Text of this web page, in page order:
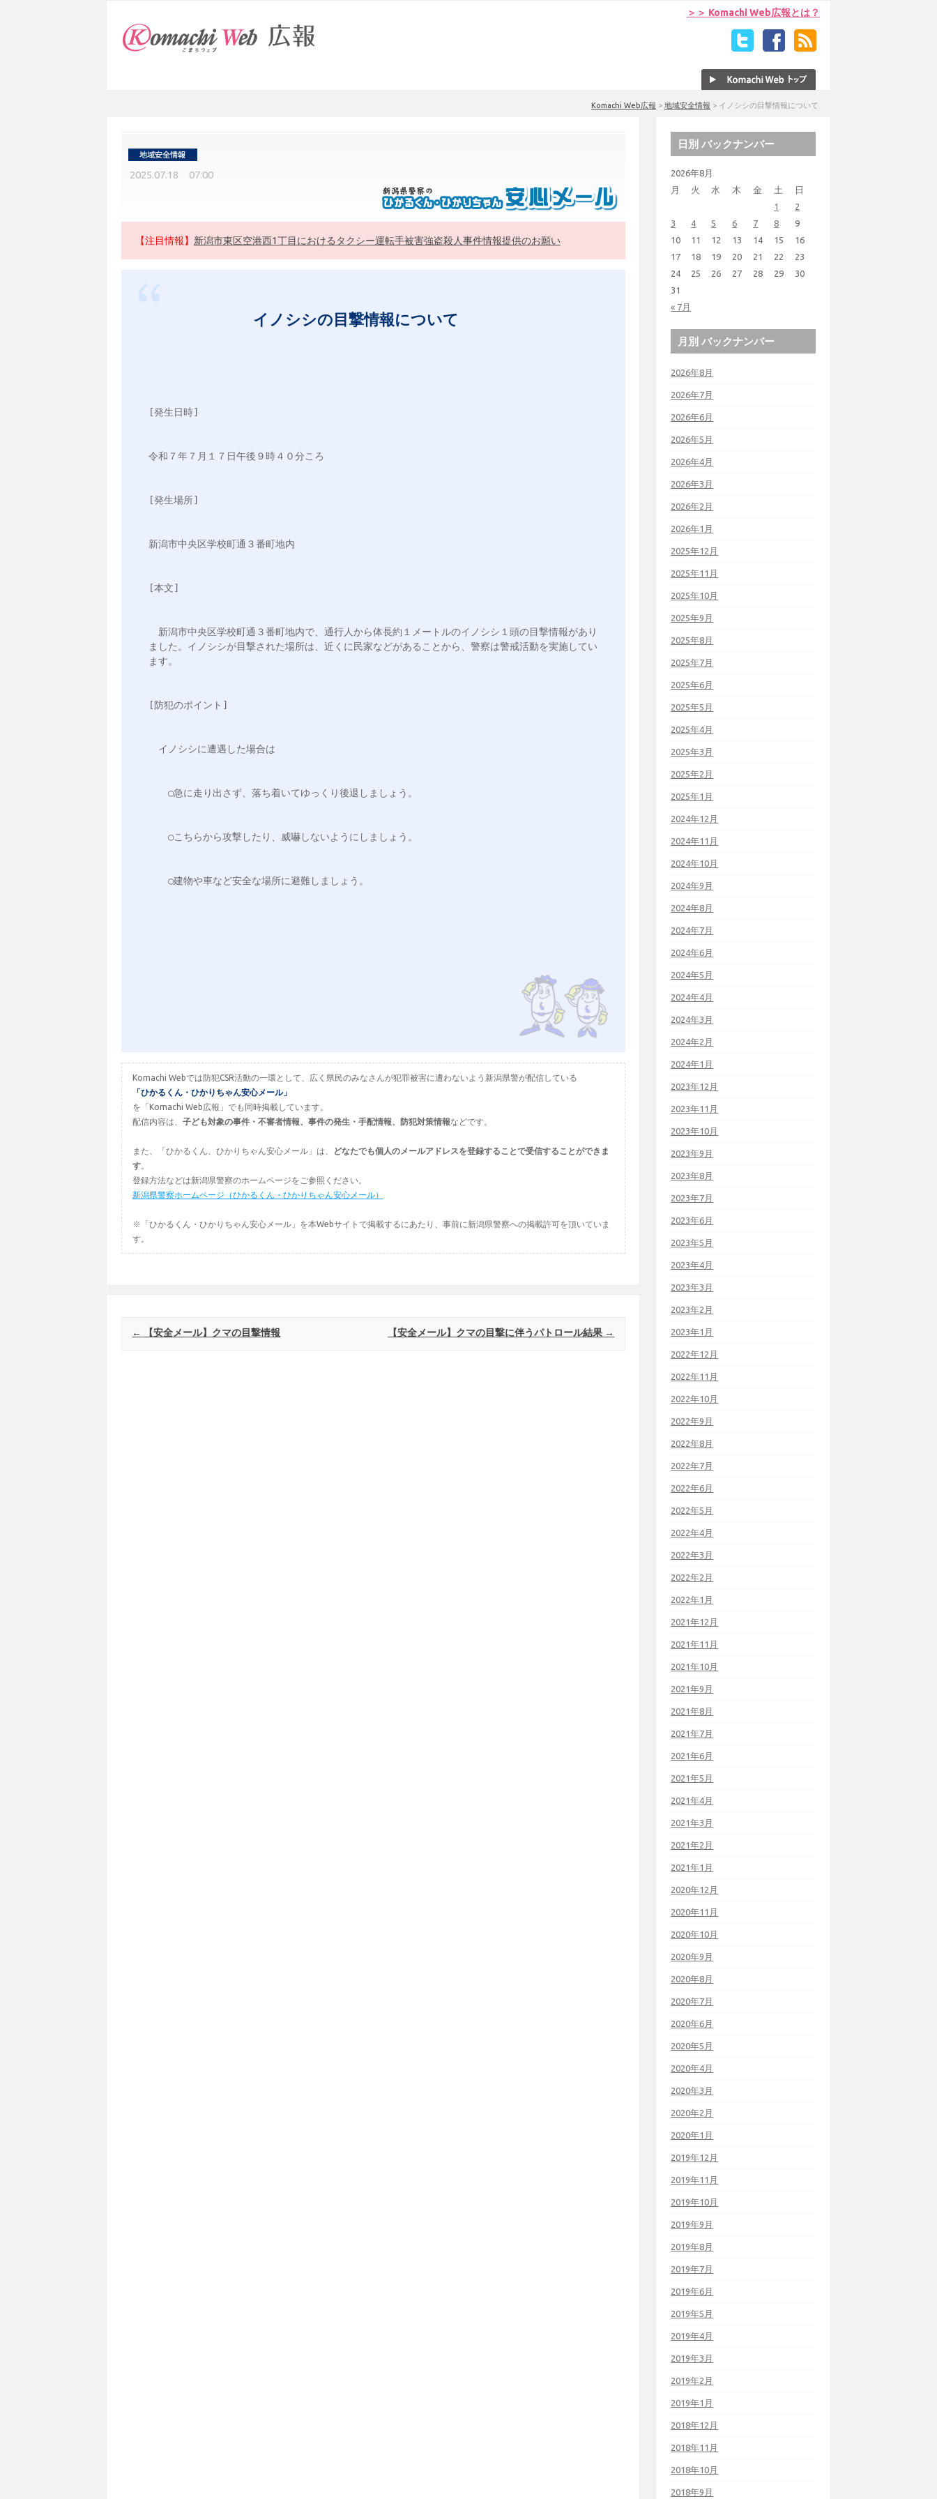
＞＞ Komachi Web広報とは？
Komachi Web広報 > 地域安全情報 > イノシシの目撃情報について
2025.07.18 07:00
【注目情報】 新潟市東区空港西1丁目におけるタクシー運転手被害強盗殺人事件情報提供のお願い
イノシシの目撃情報について
[発生日時]
令和７年７月１７日午後９時４０分ころ
[発生場所]
新潟市中央区学校町通３番町地内
[本文]
新潟市中央区学校町通３番町地内で、通行人から体長約１メートルのイノシシ１頭の目撃情報があり
ました。イノシシが目撃された場所は、近くに民家などがあることから、警察は警戒活動を実施してい
ます。
[防犯のポイント]
イノシシに遭遇した場合は
○急に走り出さず、落ち着いてゆっくり後退しましょう。
○こちらから攻撃したり、威嚇しないようにしましょう。
○建物や車など安全な場所に避難しましょう。
Komachi Webでは防犯CSR活動の一環として、広く県民のみなさんが犯罪被害に遭わないよう新潟県警が配信している
「ひかるくん・ひかりちゃん安心メール」
を「Komachi Web広報」でも同時掲載しています。
配信内容は、 子ども対象の事件・不審者情報、事件の発生・手配情報、防犯対策情報などです。
また、「ひかるくん、ひかりちゃん安心メール」は、
どなたでも個人のメールアドレスを登録することで受信することができま
す。
登録方法などは新潟県警察のホームページをご参照ください。
新潟県警察ホームページ（ひかるくん・ひかりちゃん安心メール）
※「ひかるくん・ひかりちゃん安心メール」を本Webサイトで掲載するにあたり、事前に新潟県警察への掲載許可を頂いていま
す。
Post navigation
← 【安全メール】クマの目撃情報 【安全メール】クマの目撃に伴うパトロール結果 →
日別 バックナンバー
2026年8月
月
火 水 木 金 土 日
« 7月
1
2
3
4 5 6 7 8
9
10
11 12 13 14 15
16
17
18 19 20 21 22
23
24
25 26 27 28 29
30
31
月別 バックナンバー
2026年8月
2026年7月
2026年6月
2026年5月
2026年4月
2026年3月
2026年2月
2026年1月
2025年12月
2025年11月
2025年10月
2025年9月
2025年8月
2025年7月
2025年6月
2025年5月
2025年4月
2025年3月
2025年2月
2025年1月
2024年12月
2024年11月
2024年10月
2024年9月
2024年8月
2024年7月
2024年6月
2024年5月
2024年4月
2024年3月
2024年2月
2024年1月
2023年12月
2023年11月
2023年10月
2023年9月
2023年8月
2023年7月
2023年6月
2023年5月
2023年4月
2023年3月
2023年2月
2023年1月
2022年12月
2022年11月
2022年10月
2022年9月
2022年8月
2022年7月
2022年6月
2022年5月
2022年4月
2022年3月
2022年2月
2022年1月
2021年12月
2021年11月
2021年10月
2021年9月
2021年8月
2021年7月
2021年6月
2021年5月
2021年4月
2021年3月
2021年2月
2021年1月
2020年12月
2020年11月
2020年10月
2020年9月
2020年8月
2020年7月
2020年6月
2020年5月
2020年4月
2020年3月
2020年2月
2020年1月
2019年12月
2019年11月
2019年10月
2019年9月
2019年8月
2019年7月
2019年6月
2019年5月
2019年4月
2019年3月
2019年2月
2019年1月
2018年12月
2018年11月
2018年10月
2018年9月